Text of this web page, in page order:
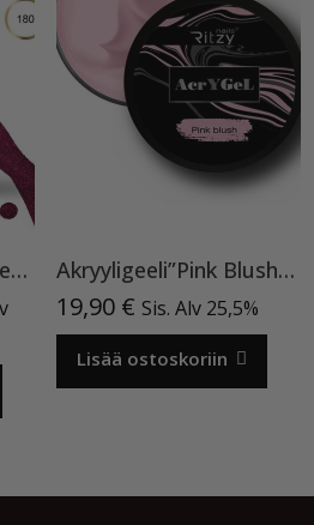
Ritzy”Provoke”180, geelilakka Akryyligeeli”Pink Blush”15ml
19,90 € Sis. Alv 25,5%
Lisää ostoskoriin